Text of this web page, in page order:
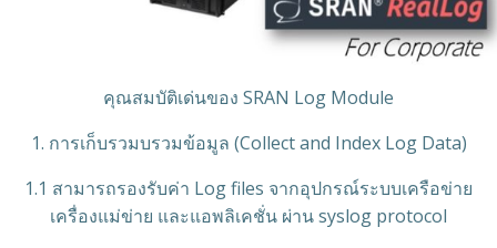
คุณสมบัติเด่นของ SRAN Log Module
1. การเก็บรวมบรวมข้อมูล (Collect and Index Log Data)​
1.1 สามารถรองรับค่า Log files จากอุปกรณ์ระบบเครือข่าย
เครื่องแม่ข่าย และแอพลิเคชั่น ผ่าน syslog protocol